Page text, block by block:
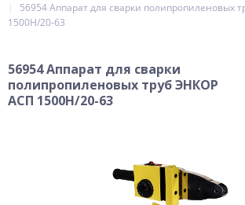
56954 Аппарат для сварки полипропиленовых
1500Н/20-63
56954 Аппарат для сварки
полипропиленовых труб ЭНКОР
АСП 1500Н/20-63